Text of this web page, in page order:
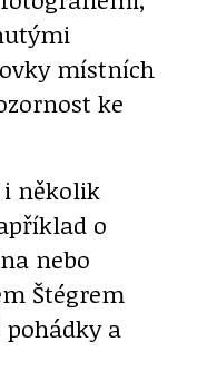
místních
ke
i několik
o
nebo
Štégrem
a